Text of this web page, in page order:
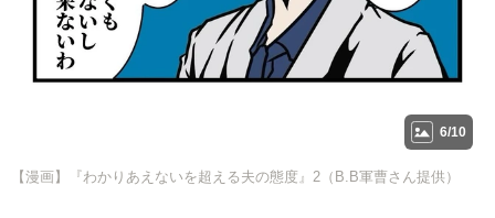
6/10
【漫画】『わかりあえないを超える夫の態度』2（B.B軍曹さん提供）